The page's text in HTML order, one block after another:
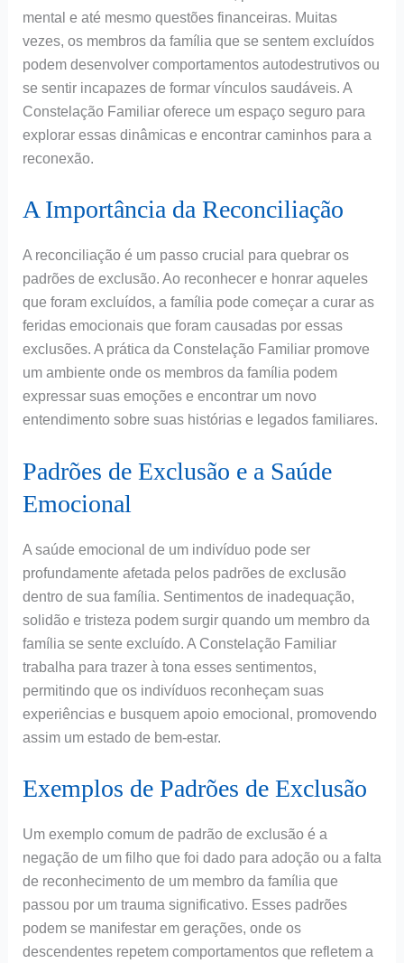
mental e até mesmo questões financeiras. Muitas
vezes, os membros da família que se sentem excluídos
podem desenvolver comportamentos autodestrutivos ou
se sentir incapazes de formar vínculos saudáveis. A
Constelação Familiar oferece um espaço seguro para
explorar essas dinâmicas e encontrar caminhos para a
reconexão.
A Importância da Reconciliação
A reconciliação é um passo crucial para quebrar os
padrões de exclusão. Ao reconhecer e honrar aqueles
que foram excluídos, a família pode começar a curar as
feridas emocionais que foram causadas por essas
exclusões. A prática da Constelação Familiar promove
um ambiente onde os membros da família podem
expressar suas emoções e encontrar um novo
entendimento sobre suas histórias e legados familiares.
Padrões de Exclusão e a Saúde
Emocional
A saúde emocional de um indivíduo pode ser
profundamente afetada pelos padrões de exclusão
dentro de sua família. Sentimentos de inadequação,
solidão e tristeza podem surgir quando um membro da
família se sente excluído. A Constelação Familiar
trabalha para trazer à tona esses sentimentos,
permitindo que os indivíduos reconheçam suas
experiências e busquem apoio emocional, promovendo
assim um estado de bem-estar.
Exemplos de Padrões de Exclusão
Um exemplo comum de padrão de exclusão é a
negação de um filho que foi dado para adoção ou a falta
de reconhecimento de um membro da família que
passou por um trauma significativo. Esses padrões
podem se manifestar em gerações, onde os
descendentes repetem comportamentos que refletem a